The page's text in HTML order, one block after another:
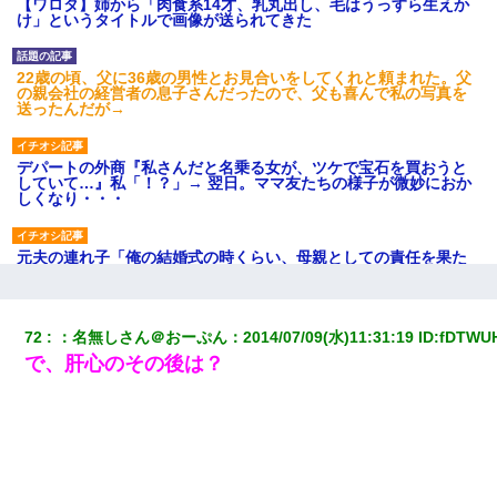
【ワロタ】姉から「肉食系14才、乳丸出し、毛はうっすら生えか
け」というタイトルで画像が送られてきた
22歳の頃、父に36歳の男性とお見合いをしてくれと頼まれた。父
の親会社の経営者の息子さんだったので、父も喜んで私の写真を
送ったんだが→
デパートの外商『私さんだと名乗る女が、ツケで宝石を買おうと
していて…』私「！？」→ 翌日。ママ友たちの様子が微妙におか
しくなり・・・
元夫の連れ子「俺の結婚式の時くらい、母親としての責任を果た
小2の頃、妹と昼寝してたら家が火事になってて気づくと逃げ場が
なかった。妹を抱き締めて「ﾀﾋんじゃうよ」って泣いてたら…
72 ：名無しさん＠おーぷん ：2014/07/09(水)11:31:19 ID:
で、肝心のその後は？